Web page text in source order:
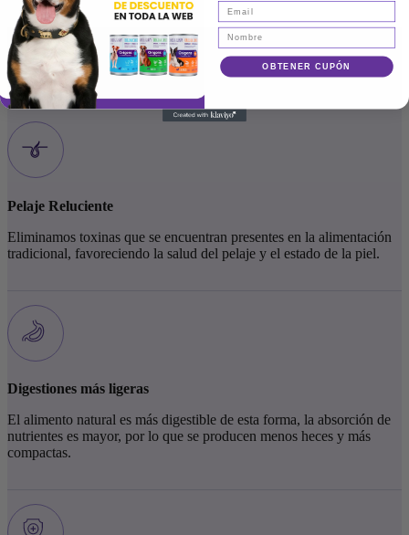
Beneficios del Alimento Origens
Pelaje Reluciente
Eliminamos toxinas que se encuentran presentes en la alimentación
tradicional, favoreciendo la salud del pelaje y el estado de la piel.
Digestiones más ligeras
El alimento natural es más digestible de esta forma, la absorción de
nutrientes es mayor, por lo que se producen menos heces y más
compactas.
OBTENER CUPÓN